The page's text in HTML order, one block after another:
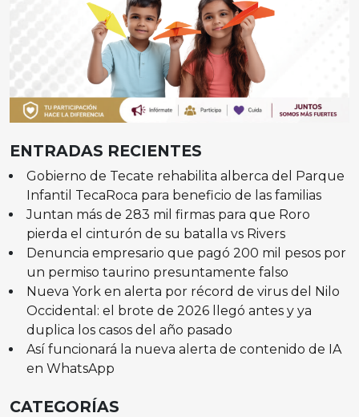
ENTRADAS RECIENTES
Gobierno de Tecate rehabilita alberca del Parque
Infantil TecaRoca para beneficio de las familias
Juntan más de 283 mil firmas para que Roro
pierda el cinturón de su batalla vs Rivers
Denuncia empresario que pagó 200 mil pesos por
un permiso taurino presuntamente falso
Nueva York en alerta por récord de virus del Nilo
Occidental: el brote de 2026 llegó antes y ya
duplica los casos del año pasado
Así funcionará la nueva alerta de contenido de IA
en WhatsApp
CATEGORÍAS